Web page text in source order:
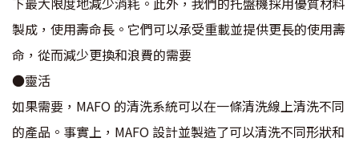
製成，使用壽命長。它們可以承受重載並提供更長的使用壽
命，從而減少更換和浪費的需要
●靈活
如果需要，MAFO 的清洗系統可以在一條清洗線上清洗不同
的產品。事實上，MAFO 設計並製造了可以清洗不同形狀和